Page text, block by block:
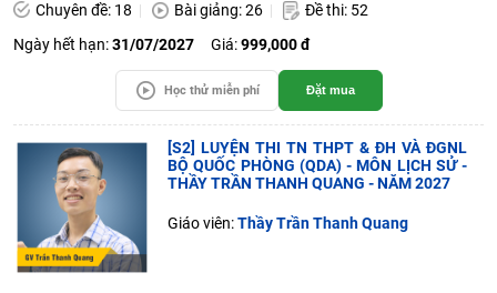
Chuyên đề: 18 Bài giảng: 26
Đề thi: 52
Ngày hết hạn:31/07/2027 Giá:999,000 đ
Học thử miễn phí Đặt mua
[S2] LUYỆN THI TN THPT & ĐH VÀ ĐGNL
BỘ QUỐC PHÒNG (QDA) - MÔN LỊCH SỬ -
THẦY TRẦN THANH QUANG - NĂM 2027
Giáo viên:Thầy Trần Thanh Quang